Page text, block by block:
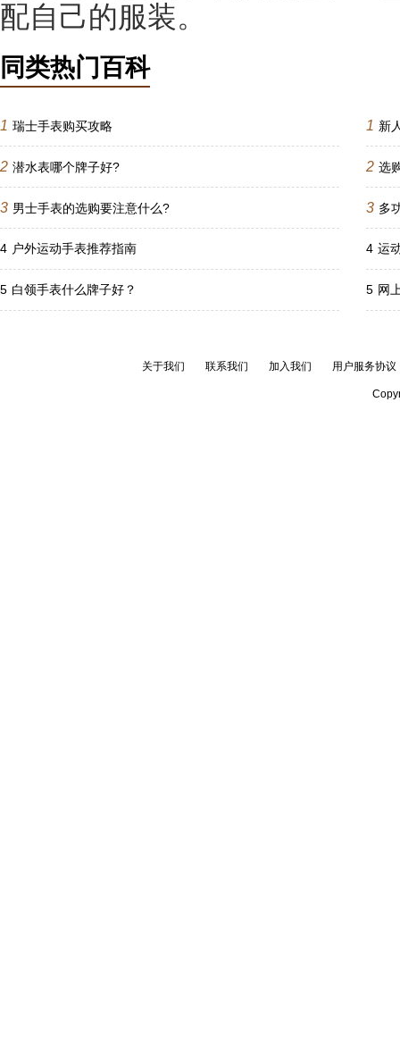
配自己的服装。
同类热门百科
1 瑞士手表购买攻略
2 潜水表哪个牌子好?
3 男士手表的选购要注意什么?
4 户外运动手表推荐指南
5 白领手表什么牌子好？
1 新
2 选
3 多
4 运
5 网
关于我们 联系我们 加入我们 用户服务协议